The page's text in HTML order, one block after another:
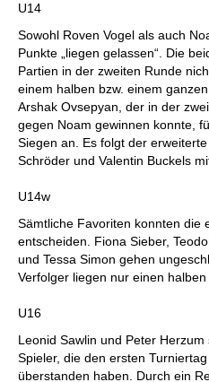
U14
Sowohl Roven Vogel als auch
Punkte „liegen gelassen“. Die
Partien in der zweiten Runde
einem halben bzw. einem
Arshak Ovsepyan, der in der
gegen Noam gewinnen konnte,
Siegen an. Es folgt der
Schröder und Valentin Buckels
U14w
Sämtliche Favoriten konnten die
entscheiden. Fiona Sieber,
und Tessa Simon gehen
Verfolger liegen nur einen halben
U16
Leonid Sawlin und Peter
Spieler, die den ersten
überstanden haben. Durch ein